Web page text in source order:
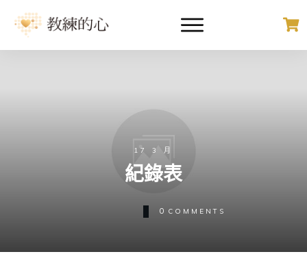
17 3 月
紀錄表
0 COMMENTS